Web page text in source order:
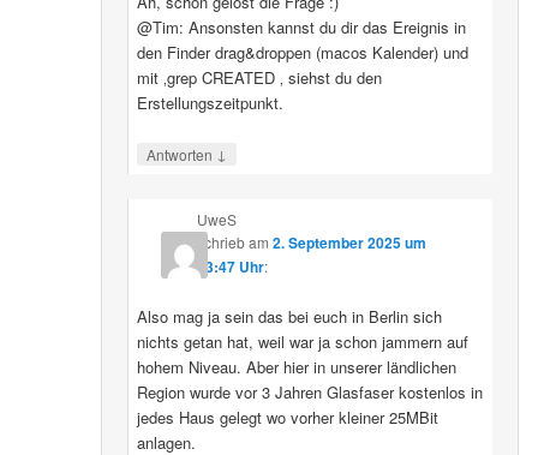
@Tim: Ansonsten kannst du dir das Ereignis in
den Finder drag&droppen (macos Kalender) und
mit ‚grep CREATED ‚ siehst du den
Erstellungszeitpunkt.
Antworten ↓
UweS
schriebam 2. September 2025 um
13:47 Uhr:
Also mag ja sein das bei euch in Berlin sich
nichts getan hat, weil war ja schon jammern auf
hohem Niveau. Aber hier in unserer ländlichen
Region wurde vor 3 Jahren Glasfaser kostenlos in
jedes Haus gelegt wo vorher kleiner 25MBit
anlagen.